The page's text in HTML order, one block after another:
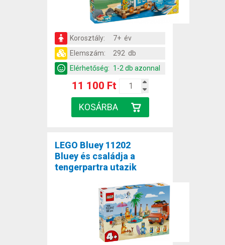
Korosztály:
7+ év
Elemszám:
292 db
Elérhetőség: 1-2 db azonnal
11 100 Ft
LEGO Bluey 11202
Bluey és családja a
tengerpartra utazik